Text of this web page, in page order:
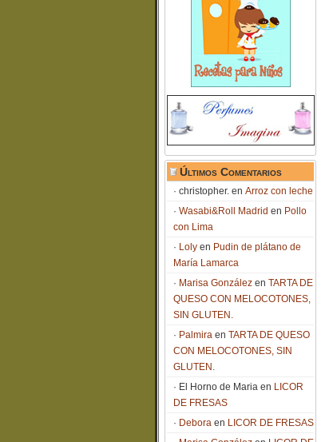
Últimos Comentarios
christopher. en Arroz con leche
Wasabi&Roll Madrid en Pollo
con Lima
Loly en Pudin de plátano de
María Lamarca
Marisa González en TARTA DE
QUESO CON MELOCOTONES,
SIN GLUTEN.
Palmira en TARTA DE QUESO
CON MELOCOTONES, SIN
GLUTEN.
El Horno de Maria en LICOR
DE FRESAS
Debora en LICOR DE FRESAS